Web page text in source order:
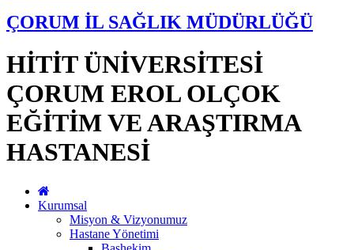
ÇORUM İL SAĞLIK MÜDÜRLÜĞÜ
HİTİT ÜNİVERSİTESİ
ÇORUM EROL OLÇOK
EĞİTİM VE ARAŞTIRMA
HASTANESİ
Kurumsal
Misyon & Vizyonumuz
Hastane Yönetimi